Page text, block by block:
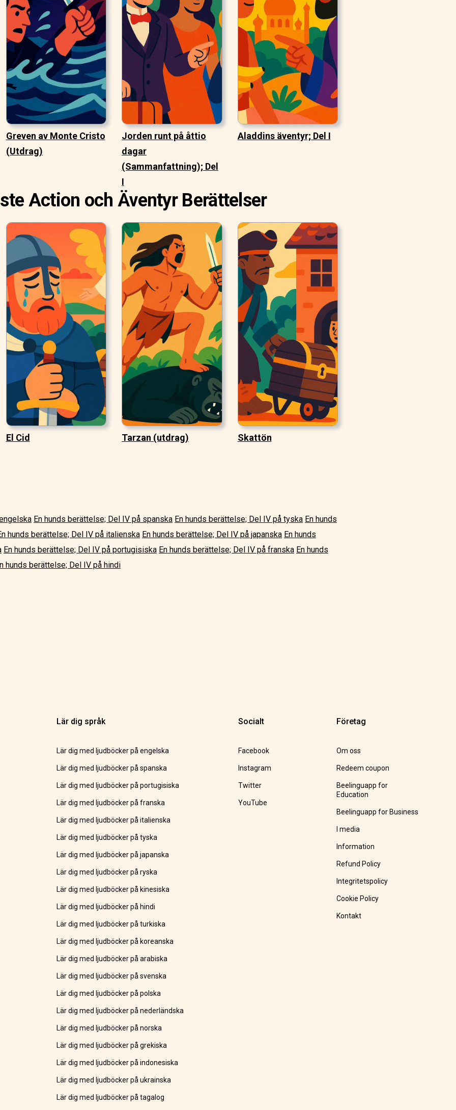
Greven av Monte Cristo
(Utdrag)
Jorden runt på åttio
dagar
(Sammanfattning); Del
I
Aladdins äventyr; Del I
Action och Äventyr Berättelser
El Cid Tarzan (utdrag) Skattön
En hunds berättelse; Del IV på spanska En hunds berättelse; Del IV på tyska En hunds
hunds berättelse; Del IV på italienska En hunds berättelse; Del IV på japanska En hunds
En hunds berättelse; Del IV på portugisiska En hunds berättelse; Del IV på franska En hunds
hunds berättelse; Del IV på hindi
Lär dig språk
Lär dig med ljudböcker på engelska
Lär dig med ljudböcker på spanska
Lär dig med ljudböcker på portugisiska
Lär dig med ljudböcker på franska
Lär dig med ljudböcker på italienska
Lär dig med ljudböcker på tyska
Lär dig med ljudböcker på japanska
Lär dig med ljudböcker på ryska
Lär dig med ljudböcker på kinesiska
Lär dig med ljudböcker på hindi
Lär dig med ljudböcker på turkiska
Lär dig med ljudböcker på koreanska
Lär dig med ljudböcker på arabiska
Lär dig med ljudböcker på svenska
Lär dig med ljudböcker på polska
Lär dig med ljudböcker på nederländska
Lär dig med ljudböcker på norska
Lär dig med ljudböcker på grekiska
Lär dig med ljudböcker på indonesiska
Lär dig med ljudböcker på ukrainska
Lär dig med ljudböcker på tagalog
Socialt
Facebook
Instagram
Twitter
YouTube
Företag
Om oss
Redeem coupon
Beelinguapp for
Education
Beelinguapp for Business
I media
Information
Refund Policy
Integritetspolicy
Cookie Policy
Kontakt